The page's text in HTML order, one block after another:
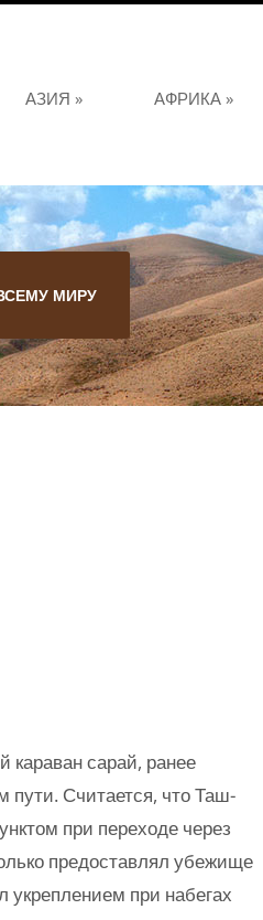
АЗИЯ » АФРИКА »
МИРУ
сарай, ранее
пути. Считается, что Таш-
при переходе через
предоставлял убежище
укреплением при набегах